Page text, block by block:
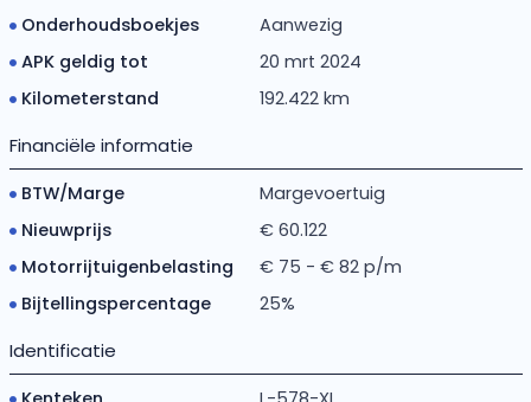
Onderhoudsboekjes
Aanwezig
APK geldig tot
20 mrt 2024
Kilometerstand
192.422 km
Financiële informatie
BTW/Marge
Margevoertuig
Nieuwprijs
€ 60.122
Motorrijtuigenbelasting
€ 75 - € 82 p/m
Bijtellingspercentage
25%
Identificatie